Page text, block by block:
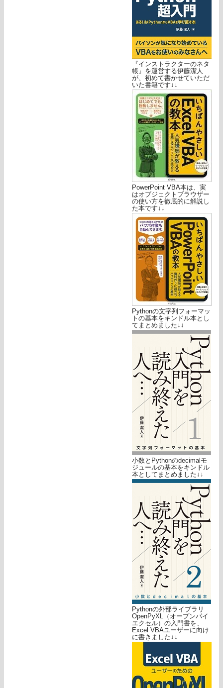
『インストラクターのネタ
帳』を運営する伊藤潔人
が、初めて書かせていただ
いた書籍です↓↓
PowerPoint VBA本は、実
はオブジェクトブラウザー
の使い方を徹底的に解説し
た本です↓↓
Pythonの文字列フォーマッ
トの基本をキンドル本とし
てまとめました↓↓
小数とPythonのdecimalモ
ジュールの基本をキンドル
本としてまとめました↓↓
Pythonの外部ライブラリ
OpenPyXL（オープンパイ
エクセル）の入門書を、
Excel VBAユーザーに向け
に書きました↓↓